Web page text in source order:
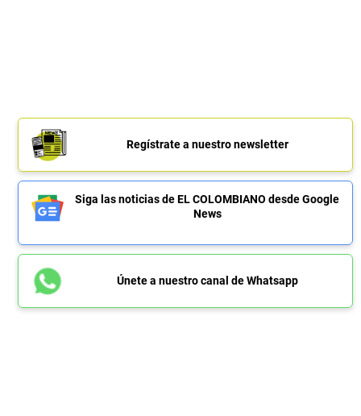
Regístrate a nuestro newsletter
Siga las noticias de EL COLOMBIANO desde Google
News
Únete a nuestro canal de Whatsapp